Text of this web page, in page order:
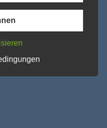
alle Informationen, die
„betroffene Person")
wird eine natürliche Person
insbesondere